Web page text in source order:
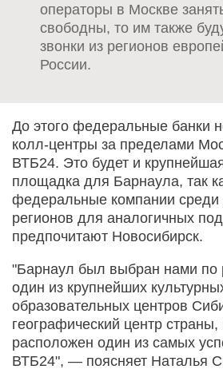
операторы в Москве
свободны, то им также
звонки из регионов
России.
До этого федеральные банки
колл-центры за пределами
ВТБ24. Это будет и
площадка для Барнаула, так
федеральные компании среди
регионов для аналогичных
предпочитают Новосибирск.
"Барнаул был выбран нами по
один из крупнейших
образовательных центров
географический центр страны,
расположен один из самых
ВТБ24", — поясняет Наталья